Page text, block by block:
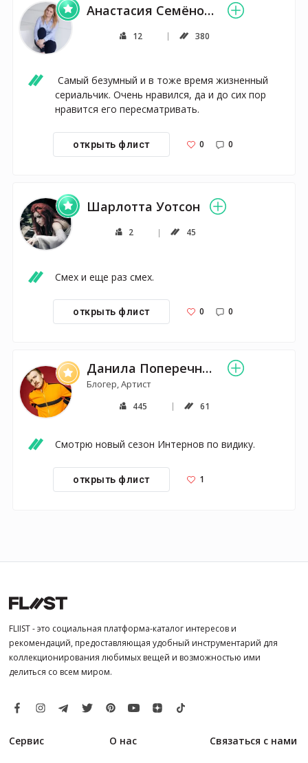
Анастасия Семёнова
12 380
сериальчик. Очень нравился, да и до сих пор
нравится его пересматривать.
открыть флист 0 0
Шарлотта Уотсон
2 45
Смех и еще раз смех.
открыть флист 0 0
Данила Поперечный
Блогер, Артист
445 61
Смотрю новый сезон Интернов по видику.
открыть флист 1
FLIIST - это социальная платформа-каталог интересов и
рекомендаций, предоставляющая удобный инструментарий для
коллекционирования любимых вещей и возможностью ими
делиться со всем миром.
Сервис О нас Связаться с нами